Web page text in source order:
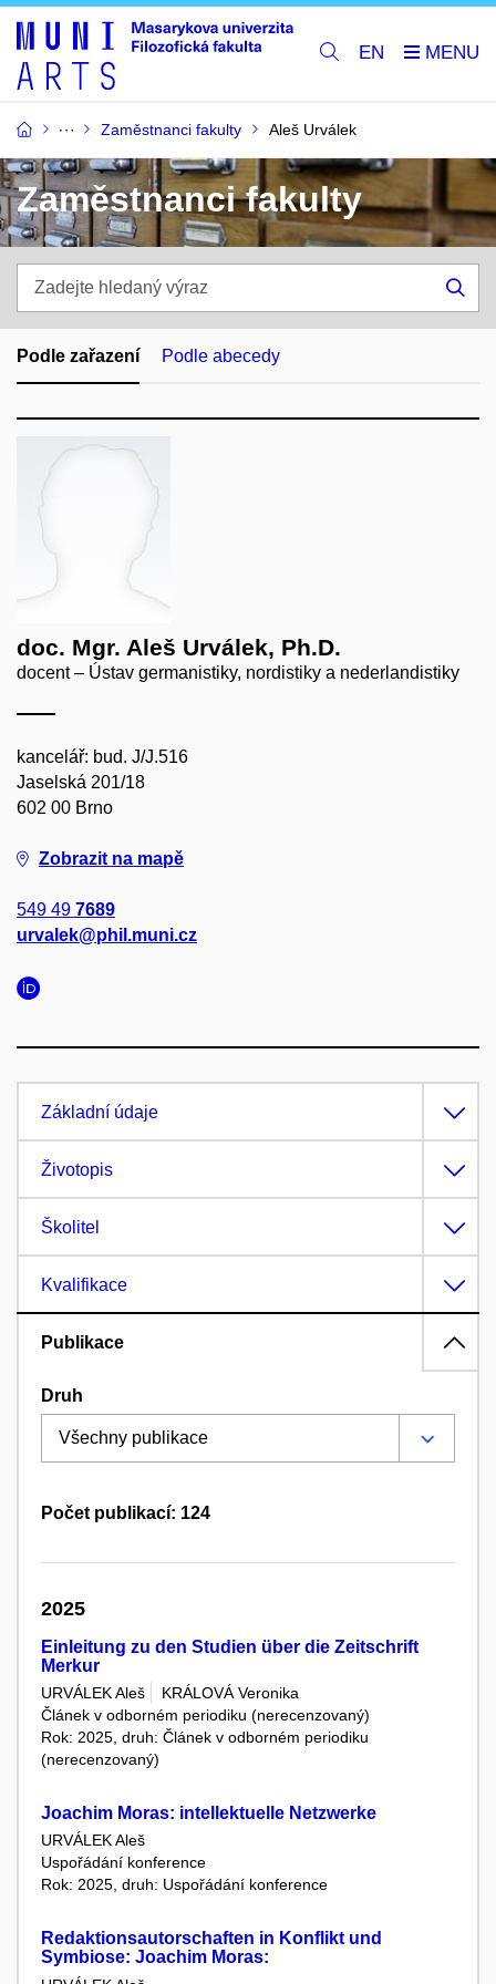
EN
Zaměstnanci fakulty Aleš Urválek
Zaměstnanci fakulty
hledaný
výraz
Podle zařazení Podle abecedy
doc. Mgr. Aleš Urválek, Ph.D.
docent – Ústav germanistiky, nordistiky a nederlandistiky
kancelář: bud. J/J.516
Jaselská 201/18
602 00 Brno
Zobrazit na mapě
549 49 7689
urvalek@phil.muni.cz
Základní údaje
Životopis
Školitel
Kvalifikace
Publikace
Druh
Počet publikací: 124
2025
Einleitung zu den Studien über die Zeitschrift
Merkur
URVÁLEK Aleš
KRÁLOVÁ Veronika
Článek v odborném periodiku (nerecenzovaný)
Rok: 2025, druh: Článek v odborném periodiku
(nerecenzovaný)
Joachim Moras: intellektuelle Netzwerke
URVÁLEK Aleš
Uspořádání konference
Rok: 2025, druh: Uspořádání konference
Redaktionsautorschaften in Konflikt und
Symbiose: Joachim Moras: